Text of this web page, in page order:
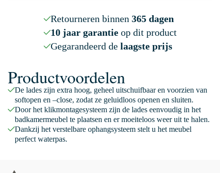
Retourneren binnen 365 dagen
10 jaar garantieop dit product
Gegarandeerd de laagste prijs
Productvoordelen
De lades zijn extra hoog, geheel uitschuifbaar en voorzien van
softopen en –close, zodat ze geluidloos openen en sluiten.
Door het klikmontagesysteem zijn de lades eenvoudig in het
badkamermeubel te plaatsen en er moeiteloos weer uit te halen.
Dankzij het verstelbare ophangsysteem stelt u het meubel
perfect waterpas.